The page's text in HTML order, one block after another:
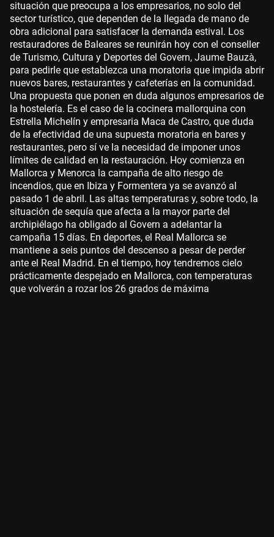
situación que preocupa a los empresarios, no solo del
sector turístico, que dependen de la llegada de mano de
obra adicional para satisfacer la demanda estival. Los
restauradores de Baleares se reunirán hoy con el conseller
de Turismo, Cultura y Deportes del Govern, Jaume Bauzà,
para pedirle que establezca una moratoria que impida abrir
nuevos bares, restaurantes y cafeterías en la comunidad.
Una propuesta que ponen en duda algunos empresarios de
la hostelería. Es el caso de la cocinera mallorquina con
Estrella Michelín y empresaria Maca de Castro, que duda
de la efectividad de una supuesta moratoria en bares y
restaurantes, pero sí ve la necesidad de imponer unos
límites de calidad en la restauración. Hoy comienza en
Mallorca y Menorca la campaña de alto riesgo de
incendios, que en Ibiza y Formentera ya se avanzó al
pasado 1 de abril. Las altas temperaturas y, sobre todo, la
situación de sequía que afecta a la mayor parte del
archipiélago ha obligado al Govern a adelantar la
campaña 15 días. En deportes, el Real Mallorca se
mantiene a seis puntos del descenso a pesar de perder
ante el Real Madrid. En el tiempo, hoy tendremos cielo
prácticamente despejado en Mallorca, con temperaturas
que volverán a rozar los 26 grados de máxima